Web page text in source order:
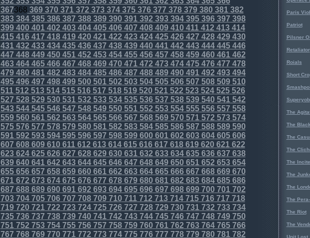
367368 369370371372 373374375376377 378379380381382
383384385386387 388389390391392 393394395396397 398
399400401402 403404405406407 408409410411412 413414
415416417 418419420421422 423424425426427 428429430
431432 433434435436437 438439440441442 443444445446
447 448449450451452 453454455456457 458459460461462
463464465466467 468469470471472 473474475476477 478
479480481482 483484485486487 488489490491492 493494
495496497 498499500501502 503504505506507 508509510
511512 513514515516517 518519520521522 523524525526
527 528529530531532 533534535536537 538539540541542
543544545546547 548549550551552 553554555556557 558
559560561562 563564565566567 568569570571572 573574
575576577 578579580581582 583584585586587 588589590
591592 593594595596597 598599600601602 603604605606
607 608609610611612 613614615616617 618619620621622
623624625626627 628629630631632 633634635636637 638
639640641642 643644645646647 648649650651652 653654
655656657 658659660661662 663664665666667 668669670
671672 673674675676677 678679680681682 683684685686
687 688689690691692 693694695696697 698699700701702
703704705706707 708709710711712 713714715716717 718
719720721722 723724725726727 728729730731732 733734
735736737 738739740741742 743744745746747 748749750
751752 753754755756757 758759760761762 763764765766
767 768769770771772 773774775776777 778779780781782
Paris
Patriot
Pilsner
Retaliator
Roials
Short
Superyob
The
The
The
The
The
The
The
The
The Riot
The
Unit Lost